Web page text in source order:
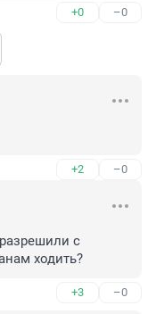
+0 –0
+2 –0
с
ходить?
+3 –0